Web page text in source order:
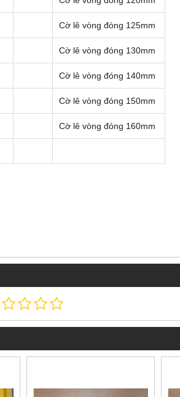
Cờ lê vòng đóng 125mm
Cờ lê vòng đóng 130mm
Cờ lê vòng đóng 140mm
Cờ lê vòng đóng 150mm
Cờ lê vòng đóng 160mm